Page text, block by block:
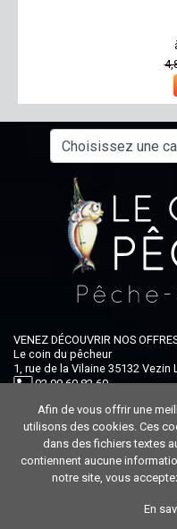
VENEZ DÉCOUVRIR NOS
Le coin du pêcheur
1, rue de la Vilaine 35132 Vezin
02 99 60 82 60
Ouvert du lundi au samedi : 9h-
Afin de vous offrir une
utilisons des cookies. Ces
dans des fichiers textes
contiennent aucune
notre site, vous
En